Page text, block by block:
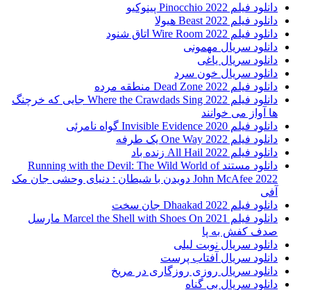
دانلود فیلم Pinocchio 2022 پینوکیو
دانلود فیلم Beast 2022 هیولا
دانلود فیلم Wire Room 2022 اتاق شنود
دانلود سریال مهمونی
دانلود سریال یاغی
دانلود سریال خون سرد
دانلود فیلم 2022 Dead Zone منطقه مرده
دانلود فیلم Where the Crawdads Sing 2022 جایی که خرچنگ
ها آواز می خوانند
دانلود فیلم 2020 Invisible Evidence گواه نامرئی
دانلود فیلم One Way 2022 یک طرفه
دانلود فیلم All Hail 2022 زنده باد
دانلود مستند Running with the Devil: The Wild World of
John McAfee 2022 دویدن با شیطان : دنیای وحشی جان مک
آفی
دانلود فیلم Dhaakad 2022 جان سخت
دانلود فیلم Marcel the Shell with Shoes On 2021 مارسل
صدف کفش به پا
دانلود سریال نوبت لیلی
دانلود سریال آفتاب پرست
دانلود سریال روزی روزگاری در مریخ
دانلود سریال بی گناه